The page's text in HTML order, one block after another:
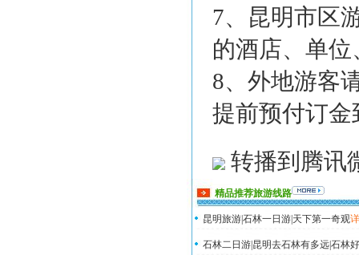
7、昆明市区
的酒店、单
8、外地游客
提前预付订
转播到腾讯
精品推荐旅游线路
昆明旅游|石林一日游|天下第一奇观
石林二日游|昆明去石林有多远|石林